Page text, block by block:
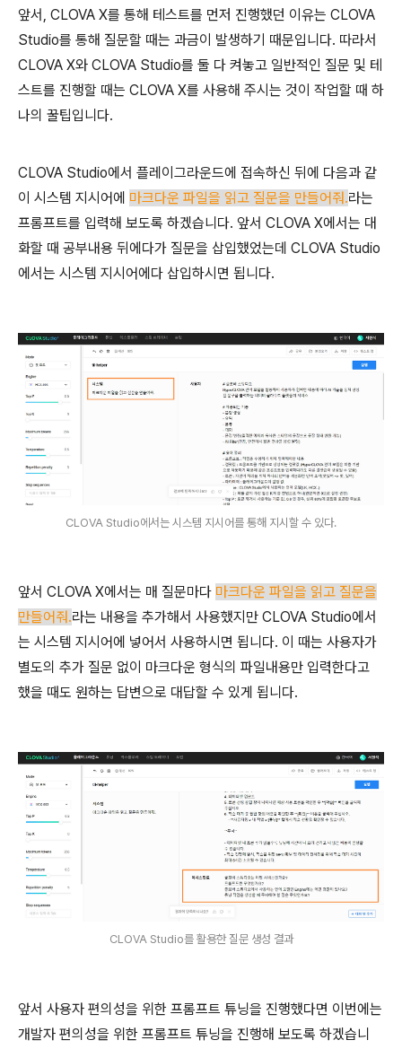
앞서, CLOVA X를 통해 테스트를 먼저 진행했던 이유는 CLOVA
Studio를 통해 질문할 때는 과금이 발생하기 때문입니다. 따라서
CLOVA X와 CLOVA Studio를 둘 다 켜놓고 일반적인 질문 및 테
스트를 진행할 때는 CLOVA X를 사용해 주시는 것이 작업할 때 하
나의 꿀팁입니다.
CLOVA Studio에서 플레이그라운드에 접속하신 뒤에 다음과 같
이 시스템 지시어에 마크다운 파일을 읽고 질문을 만들어줘.라는
프롬프트를 입력해 보도록 하겠습니다. 앞서 CLOVA X에서는 대
화할 때 공부내용 뒤에다가 질문을 삽입했었는데 CLOVA Studio
에서는 시스템 지시어에다 삽입하시면 됩니다.
CLOVA Studio에서는 시스템 지시어를 통해 지시할 수 있다.
앞서 CLOVA X에서는 매 질문마다 마크다운 파일을 읽고 질문을
만들어줘.라는 내용을 추가해서 사용했지만 CLOVA Studio에서
는 시스템 지시어에 넣어서 사용하시면 됩니다. 이 때는 사용자가
별도의 추가 질문 없이 마크다운 형식의 파일내용만 입력한다고
했을 때도 원하는 답변으로 대답할 수 있게 됩니다.
CLOVA Studio를 활용한 질문 생성 결과
앞서 사용자 편의성을 위한 프롬프트 튜닝을 진행했다면 이번에는
개발자 편의성을 위한 프롬프트 튜닝을 진행해 보도록 하겠습니